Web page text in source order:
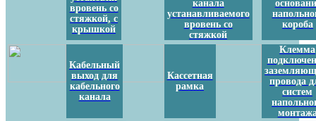
вровень со
стяжкой, с
крышкой
канала
устанавливаемого
вровень со
стяжкой
короба
Кабельный
выход для
кабельного
канала
Кассетная
рамка
Клемма
провода
систем